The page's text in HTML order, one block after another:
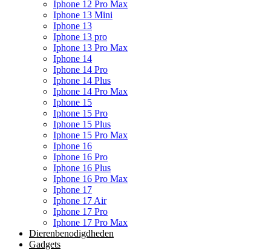
Iphone 12 Pro Max
Iphone 13 Mini
Iphone 13
Iphone 13 pro
Iphone 13 Pro Max
Iphone 14
Iphone 14 Pro
Iphone 14 Plus
Iphone 14 Pro Max
Iphone 15
Iphone 15 Pro
Iphone 15 Plus
Iphone 15 Pro Max
Iphone 16
Iphone 16 Pro
Iphone 16 Plus
Iphone 16 Pro Max
Iphone 17
Iphone 17 Air
Iphone 17 Pro
Iphone 17 Pro Max
Dierenbenodigdheden
Gadgets